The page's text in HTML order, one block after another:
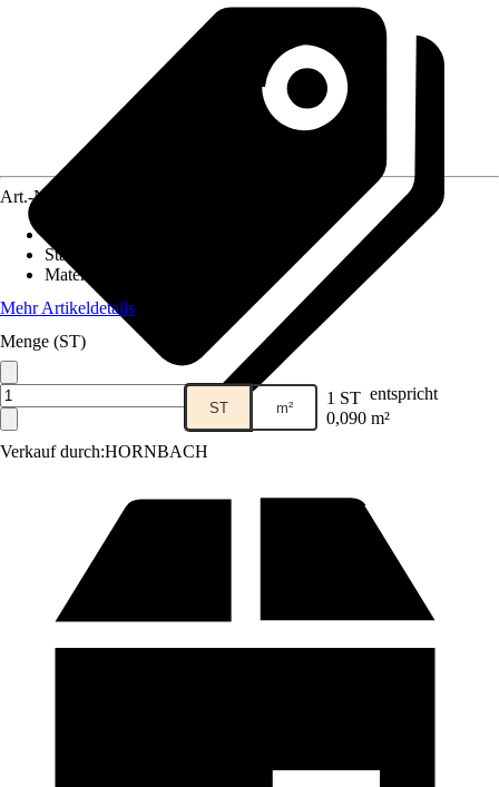
Verkauf durch:HORNBACH
Art.-Nr.
Stärke
Material
Mehr Artikeldetails
Menge (ST)
ST m² 1 ST entspricht
0,090 m²